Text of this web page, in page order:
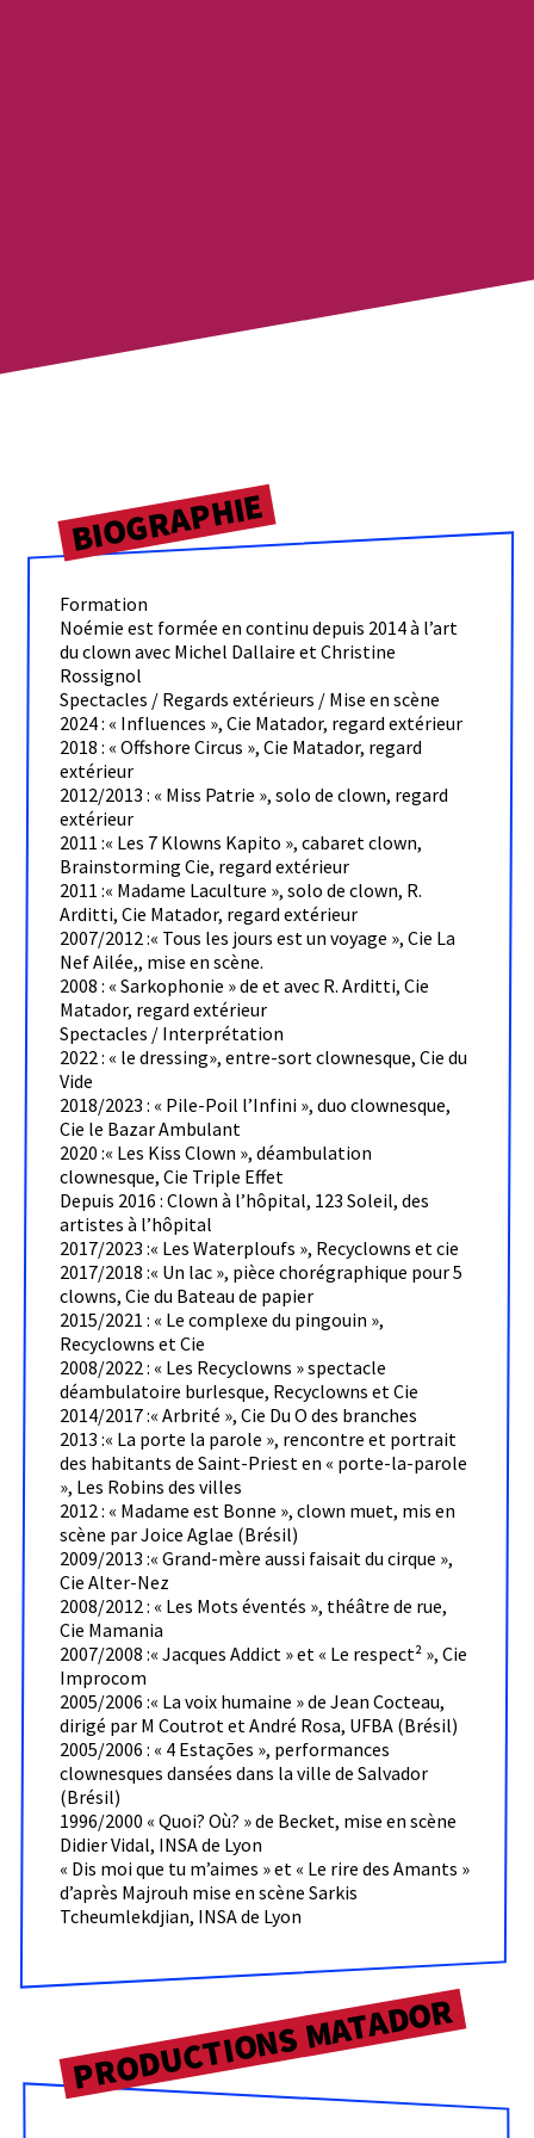
BIOGRAPHIE
Formation
Noémie est formée en continu depuis 2014 à l’art
du clown avec Michel Dallaire et Christine
Rossignol
Spectacles / Regards extérieurs / Mise en scène
2024 : « Influences », Cie Matador, regard extérieur
2018 : « Offshore Circus », Cie Matador, regard
extérieur
2012/2013 : « Miss Patrie », solo de clown, regard
extérieur
2011 :« Les 7 Klowns Kapito », cabaret clown,
Brainstorming Cie, regard extérieur
2011 :« Madame Laculture », solo de clown, R.
Arditti, Cie Matador, regard extérieur
2007/2012 :« Tous les jours est un voyage », Cie La
Nef Ailée,, mise en scène.
2008 : « Sarkophonie » de et avec R. Arditti, Cie
Matador, regard extérieur
Spectacles / Interprétation
2022 : « le dressing», entre-sort clownesque, Cie du
Vide
2018/2023 : « Pile-Poil l’Infini », duo clownesque,
Cie le Bazar Ambulant
2020 :« Les Kiss Clown », déambulation
clownesque, Cie Triple Effet
Depuis 2016 : Clown à l’hôpital, 123 Soleil, des
artistes à l’hôpital
2017/2023 :« Les Waterploufs », Recyclowns et cie
2017/2018 :« Un lac », pièce chorégraphique pour 5
clowns, Cie du Bateau de papier
2015/2021 : « Le complexe du pingouin »,
Recyclowns et Cie
2008/2022 : « Les Recyclowns » spectacle
déambulatoire burlesque, Recyclowns et Cie
2014/2017 :« Arbrité », Cie Du O des branches
2013 :« La porte la parole », rencontre et portrait
des habitants de Saint-Priest en « porte-la-parole
», Les Robins des villes
2012 : « Madame est Bonne », clown muet, mis en
scène par Joice Aglae (Brésil)
2009/2013 :« Grand-mère aussi faisait du cirque »,
Cie Alter-Nez
2008/2012 : « Les Mots éventés », théâtre de rue,
Cie Mamania
2007/2008 :« Jacques Addict » et « Le respect² », Cie
Improcom
2005/2006 :« La voix humaine » de Jean Cocteau,
dirigé par M Coutrot et André Rosa, UFBA (Brésil)
2005/2006 : « 4 Estações », performances
clownesques dansées dans la ville de Salvador
(Brésil)
1996/2000 « Quoi? Où? » de Becket, mise en scène
Didier Vidal, INSA de Lyon
« Dis moi que tu m’aimes » et « Le rire des Amants »
d’après Majrouh mise en scène Sarkis
Tcheumlekdjian, INSA de Lyon
PRODUCTIONS MATADOR